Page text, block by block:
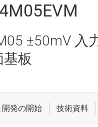
±50mV 入
板